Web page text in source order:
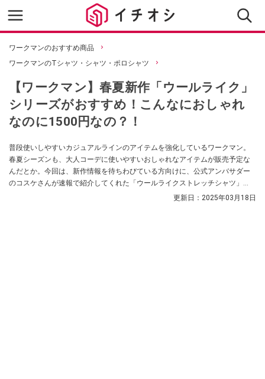
ワークマンのおすすめ商品
ワークマンのTシャツ・シャツ・ポロシャツ
【ワークマン】春夏新作「ウールライク」
シリーズがおすすめ！こんなにおしゃれ
なのに1500円なの？！
普段使いしやすいカジュアルラインのアイテムを強化しているワークマン。
春夏シーズンも、大人コーデに使いやすいおしゃれなアイテムが販売予定な
んだとか。今回は、新作情報を待ちわびている方向けに、公式アンバサダー
のコスケさんが速報で紹介してくれた「ウールライクストレッチシャツ」
「ウールライクストレッチパンツ」は、お値段以上の質感でおすすめなんだ
更新日： 2025年03月18日